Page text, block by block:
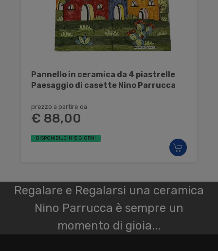
Pannello in ceramica da 4 piastrelle
Paesaggio di casette Nino Parrucca
prezzo a partire da
€ 88,00
DISPONIBILE IN 15 GIORNI
Regalare e Regalarsi una ceramica
Nino Parrucca è sempre un
momento di gioia...